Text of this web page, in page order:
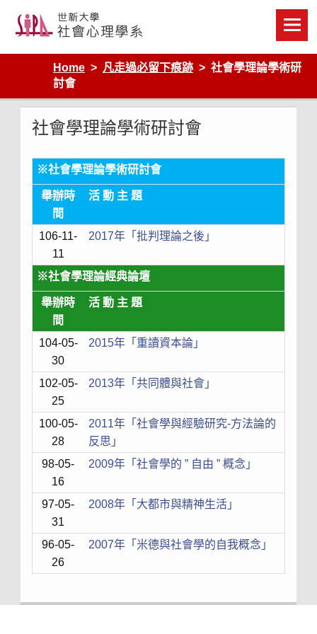
content
Home 凡走過必留下痕跡
社會學理論學術研
討會
社會學理論學術研討會
※社會學理論學術研討會
舉辦時
間
活 動 主 題
106-11-
11
2017年「批判理論之後」
※社會學理論經典論壇
舉辦時
間
活 動 主 題
104-05-
30
2015年「重讀資本論」
102-05-
25
2013年「共同體與社會」
100-05-
28
2011年「社會學與經驗研究-方法論的
反思」
98-05-
16
2009年「社會學的 ” 自由 ” 概念」
97-05-
31
2008年「大都市與精神生活」
96-05-
26
2007年「米德與社會學的自我概念」